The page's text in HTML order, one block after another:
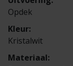
Opdek
Kleur:
Kristalwit
Materiaal: